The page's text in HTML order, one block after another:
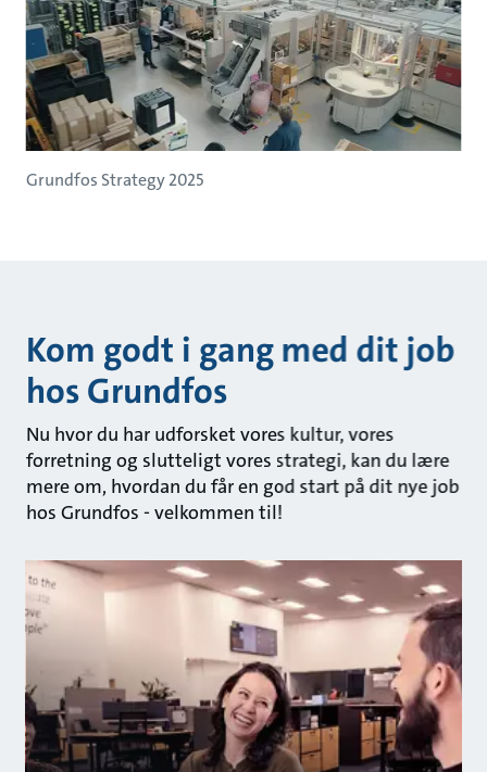
Grundfos Strategy 2025
Kom godt i gang med dit job
hos Grundfos
Nu hvor du har udforsket vores kultur, vores
forretning og slutteligt vores strategi, kan du lære
mere om, hvordan du får en god start på dit nye job
hos Grundfos - velkommen til!